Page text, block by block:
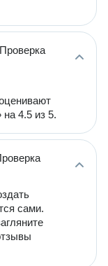
на 4.5 из 5.
сами.